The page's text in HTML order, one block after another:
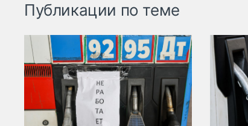
Публикации по теме